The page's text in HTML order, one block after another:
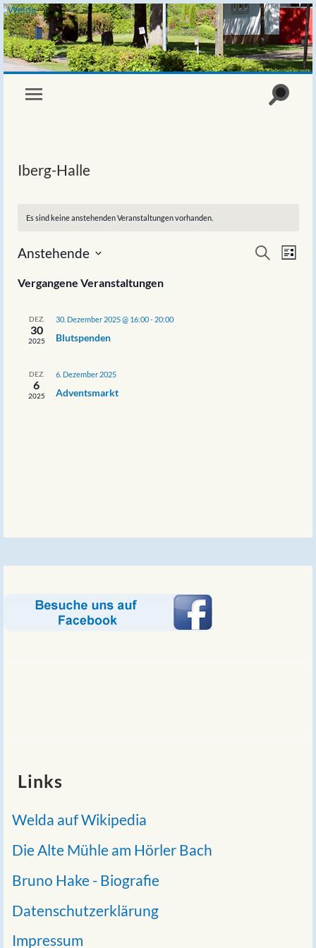
Iberg-Halle
Es sind keine anstehenden Veranstaltungen vorhanden.
Suche
Suche
Liste
Anstehende
wählen.
Vergangene Veranstaltungen
DEZ.
30
2025
30. Dezember 2025 @ 16:00- 20:00
Blutspenden
DEZ.
6
2025
6. Dezember 2025
Adventsmarkt
Links
Welda auf Wikipedia
Die Alte Mühle am Hörler Bach
Bruno Hake - Biografie
Datenschutzerklärung
Impressum